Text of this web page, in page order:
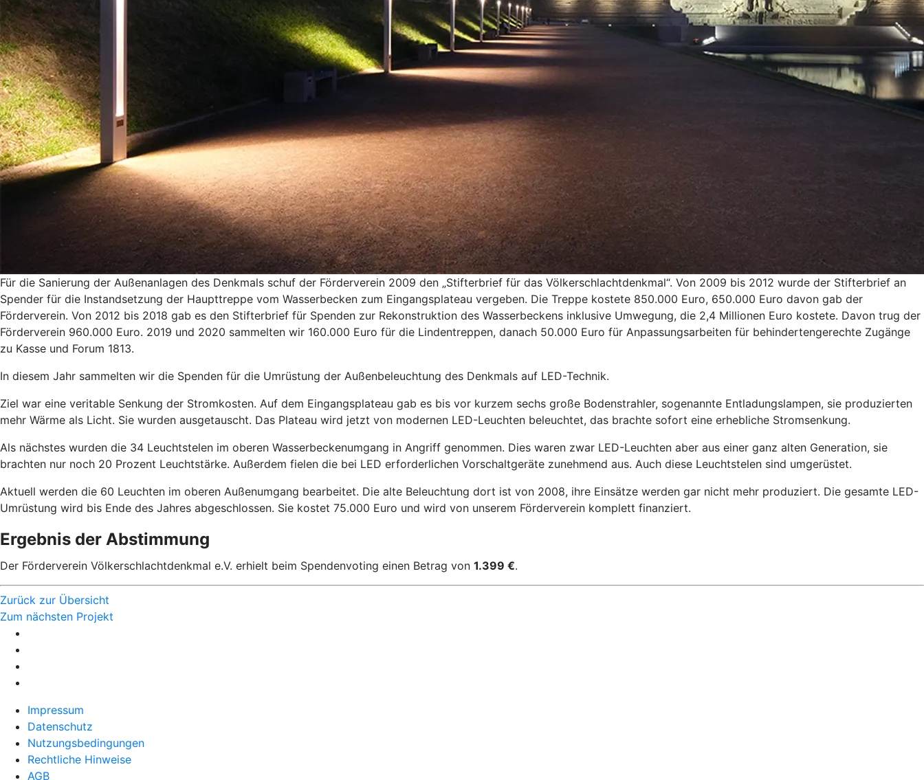
Für die Sanierung der Außenanlagen des Denkmals schuf der Förderverein 2009 den „Stifterbrief für das Völkerschlachtdenkmal“. Von 2009 bis 2012 wurde der Stifterbrief an
Spender für die Instandsetzung der Haupttreppe vom Wasserbecken zum Eingangsplateau vergeben. Die Treppe kostete 850.000 Euro, 650.000 Euro davon gab der
Förderverein. Von 2012 bis 2018 gab es den Stifterbrief für Spenden zur Rekonstruktion des Wasserbeckens inklusive Umwegung, die 2,4 Millionen Euro kostete. Davon trug der
Förderverein 960.000 Euro. 2019 und 2020 sammelten wir 160.000 Euro für die Lindentreppen, danach 50.000 Euro für Anpassungsarbeiten für behindertengerechte Zugänge
zu Kasse und Forum 1813.
In diesem Jahr sammelten wir die Spenden für die Umrüstung der Außenbeleuchtung des Denkmals auf LED-Technik.
Ziel war eine veritable Senkung der Stromkosten. Auf dem Eingangsplateau gab es bis vor kurzem sechs große Bodenstrahler, sogenannte Entladungslampen, sie produzierten
mehr Wärme als Licht. Sie wurden ausgetauscht. Das Plateau wird jetzt von modernen LED-Leuchten beleuchtet, das brachte sofort eine erhebliche Stromsenkung.
Als nächstes wurden die 34 Leuchtstelen im oberen Wasserbeckenumgang in Angriff genommen. Dies waren zwar LED-Leuchten aber aus einer ganz alten Generation, sie
brachten nur noch 20 Prozent Leuchtstärke. Außerdem fielen die bei LED erforderlichen Vorschaltgeräte zunehmend aus. Auch diese Leuchtstelen sind umgerüstet.
Aktuell werden die 60 Leuchten im oberen Außenumgang bearbeitet. Die alte Beleuchtung dort ist von 2008, ihre Einsätze werden gar nicht mehr produziert. Die gesamte LED-
Umrüstung wird bis Ende des Jahres abgeschlossen. Sie kostet 75.000 Euro und wird von unserem Förderverein komplett finanziert.
Ergebnis der Abstimmung
Der Förderverein Völkerschlachtdenkmal e.V. erhielt beim Spendenvoting einen Betrag von 1.399 €.
Zurück zur Übersicht
Zum nächsten Projekt
Impressum
Datenschutz
Nutzungsbedingungen
Rechtliche Hinweise
AGB